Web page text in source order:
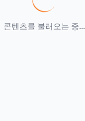
콘텐츠를 불러오는 중...